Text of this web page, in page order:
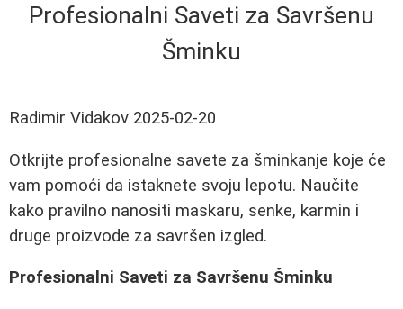
Profesionalni Saveti za Savršenu
Šminku
Radimir Vidakov 2025-02-20
Otkrijte profesionalne savete za šminkanje koje će
vam pomoći da istaknete svoju lepotu. Naučite
kako pravilno nanositi maskaru, senke, karmin i
druge proizvode za savršen izgled.
Profesionalni Saveti za Savršenu Šminku